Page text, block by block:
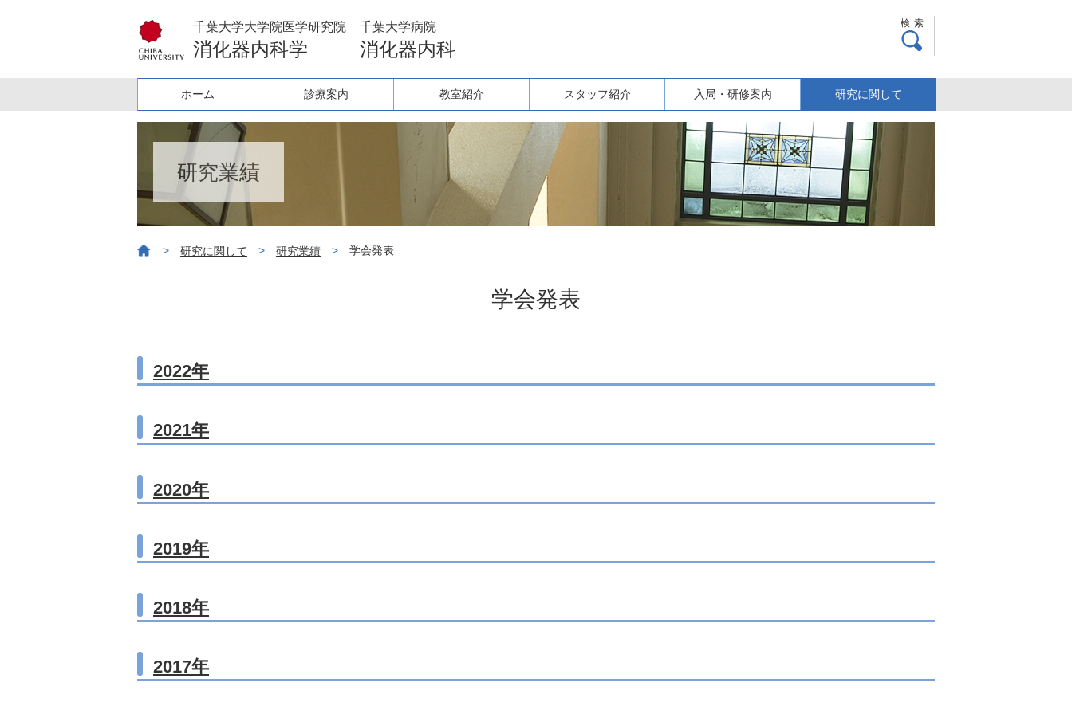
千葉大学大学院医学研究院
消化器内科学
千葉大学病院
消化器内科
検索
ホーム 診療案内 教室紹介 スタッフ紹介 入局・研修案内 研究に関して
研究業績
> 研究に関して > 研究業績 > 学会発表
学会発表
2022年
2021年
2020年
2019年
2018年
2017年